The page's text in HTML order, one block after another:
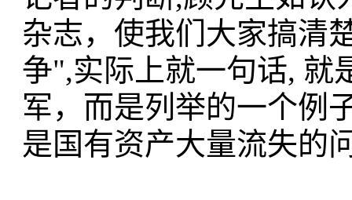
杂志，使我们大家搞清
争",实际上就一句话, 就
军，而是列举的一个例
是国有资产大量流失的